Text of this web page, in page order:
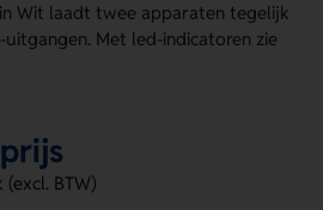
Wit laadt twee apparaten tegelijk
Met led-indicatoren zie
van 4000 mAh wordt
en handleiding. Druk jouw
op de achterzijde of Voorzijde.
BTW)